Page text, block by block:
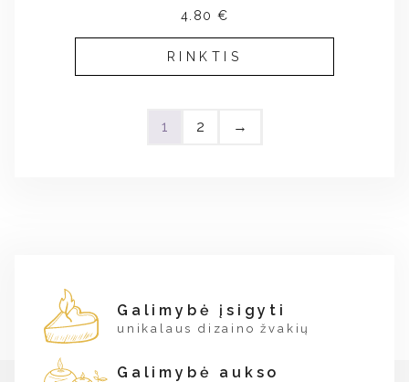
4.80 €
RINKTIS
1 2 →
Galimybė įsigyti
unikalaus dizaino žvakių
Galimybė aukso